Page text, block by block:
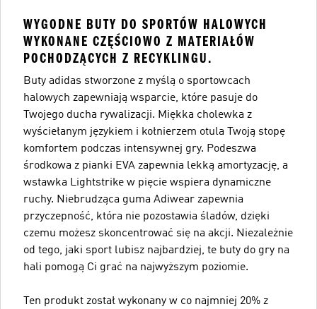
WYGODNE BUTY DO SPORTÓW HALOWYCH
WYKONANE CZĘŚCIOWO Z MATERIAŁÓW
POCHODZĄCYCH Z RECYKLINGU.
Buty adidas stworzone z myślą o sportowcach
halowych zapewniają wsparcie, które pasuje do
Twojego ducha rywalizacji. Miękka cholewka z
wyściełanym językiem i kołnierzem otula Twoją stopę
komfortem podczas intensywnej gry. Podeszwa
środkowa z pianki EVA zapewnia lekką amortyzację, a
wstawka Lightstrike w pięcie wspiera dynamiczne
ruchy. Niebrudząca guma Adiwear zapewnia
przyczepność, która nie pozostawia śladów, dzięki
czemu możesz skoncentrować się na akcji. Niezależnie
od tego, jaki sport lubisz najbardziej, te buty do gry na
hali pomogą Ci grać na najwyższym poziomie.
Ten produkt został wykonany w co najmniej 20% z